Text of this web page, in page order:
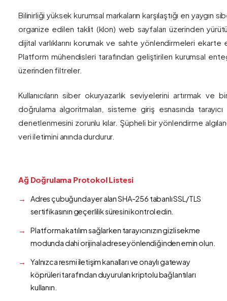
Bilinirliği yüksek kurumsal markaların karşılaştığı en
organize edilen taklit (klon) web sayfaları üzerinden
dijital varlıklarını korumak ve sahte yönlendirmeleri
Platform mühendisleri tarafından geliştirilen kurumsal
üzerinden filtreler.
Kullanıcıların siber okuryazarlık seviyelerini artırmak ve
doğrulama algoritmaları, sisteme giriş esnasında
denetlenmesini zorunlu kılar. Şüpheli bir yönlendirme
veri iletimini anında durdurur.
Ağ Doğrulama Protokol Listesi
Adres çubuğunda yer alan SHA-256 tabanlı SSL/TLS
sertifikasının geçerlilik süresini kontrol edin.
Platforma katılım sağlarken tarayıcınızın gizli sekme
modunda dahi orijinal adrese yönlendiğinden emin olun.
Yalnızca resmi iletişim kanalları ve onaylı gateway
köprüleri tarafından duyurulan kriptolu bağlantıları
kullanın.